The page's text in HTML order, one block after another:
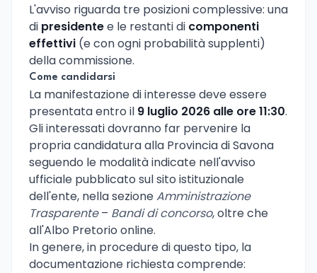
L'avviso riguarda tre posizioni complessive: una
di presidentee le restanti di componenti
effettivi (e con ogni probabilità supplenti)
della commissione.
Come candidarsi
La manifestazione di interesse deve essere
presentata entro il 9 luglio 2026 alle ore 11:30.
Gli interessati dovranno far pervenire la
propria candidatura alla Provincia di Savona
seguendo le modalità indicate nell'avviso
ufficiale pubblicato sul sito istituzionale
dell'ente, nella sezioneAmministrazione
Trasparente– Bandi di concorso, oltre che
all'Albo Pretorio online.
In genere, in procedure di questo tipo, la
documentazione richiesta comprende: